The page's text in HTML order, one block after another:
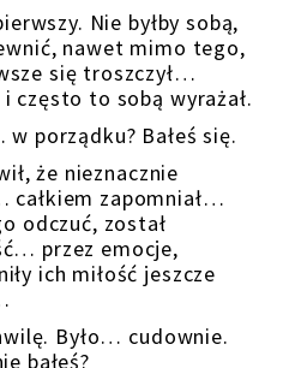
Nie byłby sobą,
nawet mimo tego,
się troszczył…
często to sobą wyrażał.
porządku? Bałeś się.
że nieznacznie
całkiem zapomniał…
odczuć, został
przez emocje,
ich miłość jeszcze
Było… cudownie.
bałeś?